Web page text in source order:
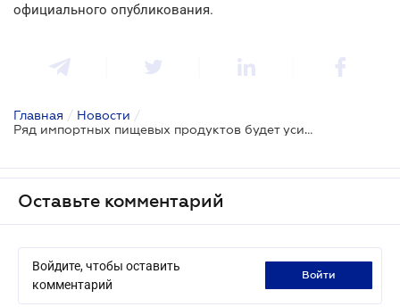
официального опубликования.
Главная / Новости /
Ряд импортных пищевых продуктов будет усиленно проверяться на таможне
Оставьте комментарий
Войдите, чтобы оставить
комментарий
войти